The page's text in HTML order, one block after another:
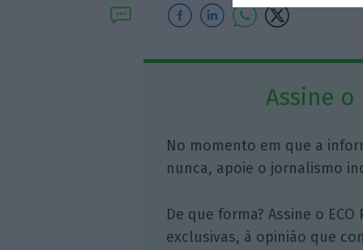
Assine o
No momento em que a
nunca, apoie o jornalismo
De que forma? Assine o
exclusivas, à opinião que